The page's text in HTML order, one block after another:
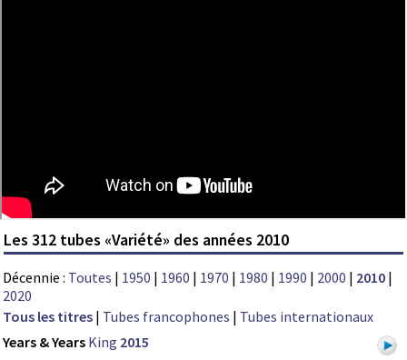
Les 312 tubes «Variété» des années 2010
Décennie : Toutes | 1950 | 1960 | 1970 | 1980 | 1990 | 2000 | 2010 |
2020
Tous les titres | Tubes francophones | Tubes internationaux
Years & Years King 2015